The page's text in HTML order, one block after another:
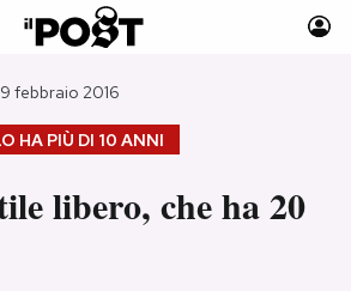
Auto
Moda
HA PIÙ DI 10 ANNI
febbraio 2016
libero, che ha 20